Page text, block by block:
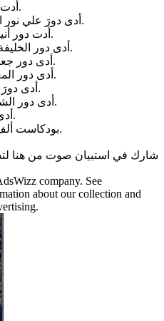
أدت دورَ شهرزاد: أروى الخواجا.
أدى دورَ علي نور الدين: عبد الرحمن الحداوي.
أدت دور أنيس الجليس: ضحى حيفاوي.
أدى دور الخليفة هارون الرشيد: عمر زكريا.
أدى دور جعفر البرمكي: معتز الشاذلي.
أدى دور المعين بن ساوي: أحمد بركات.
أدى دورَ السلطان الزيني: بشر نجار.
أدى دور الشيخ إبراهيم: محمد السعدني.
أدى دورَ الراوي: حُسام ياسين.
بودكاست ألف ليلة وليلة من إنتاج صوت.
شارك في استبيان صوت من هنا
company. See
about our collection and